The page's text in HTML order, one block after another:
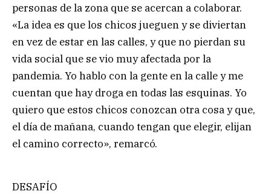
personas de la zona que se acercan a colaborar.
«La idea es que los chicos jueguen y se diviertan
en vez de estar en las calles, y que no pierdan su
vida social que se vio muy afectada por la
pandemia. Yo hablo con la gente en la calle y me
cuentan que hay droga en todas las esquinas. Yo
quiero que estos chicos conozcan otra cosa y que,
el día de mañana, cuando tengan que elegir, elijan
el camino correcto», remarcó.
DESAFÍO